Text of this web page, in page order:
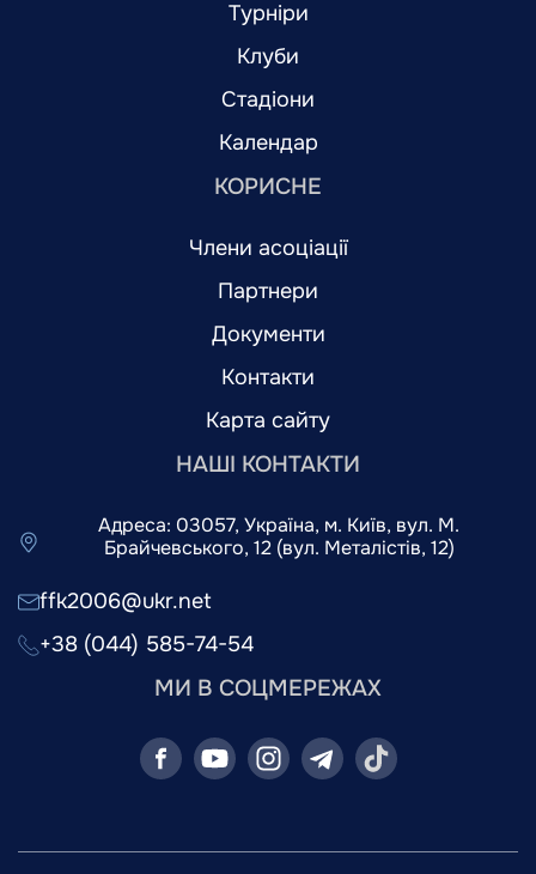
Турніри
Клуби
Стадіони
Календар
КОРИСНЕ
Члени асоціації
Партнери
Документи
Контакти
Карта сайту
НАШІ КОНТАКТИ
Адреса: 03057, Україна, м. Київ, вул. М.
Брайчевського, 12 (вул. Металістів, 12)
ffk2006@ukr.net
+38 (044) 585-74-54
МИ В СОЦМЕРЕЖАХ